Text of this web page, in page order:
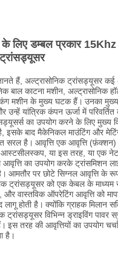
लिए डम्बल प्रकार
हैं, अल्ट्रासोनिक ट्रांसड्यूसर कई
बाल काटना मशीन, अल्ट्रासोनिक
मशीन के मुख्य घटक हैं। उनका मुख्य
उन्हें यांत्रिक कंपन ऊर्जा में परिवर्तित
का उपयोग करने के लिए
इसके बाद मैकेनिकल माउंटिंग और
सरल है। आवृत्ति एक आवृत्ति
आस्टसीलस्कप, या इस तरह, या एक
का उपयोग करके ट्रांसमिशन लाइन
आमतौर पर छोटे सिग्नल आवृत्ति के
ट्रांसड्यूसर को एक केबल के माध्यम
और वास्तविक ऑपरेटिंग आवृत्ति को
होती है। क्योंकि ग्राहक मिलान
ट्रांसड्यूसर विभिन्न ड्राइविंग पावर
इस तरह की आवृत्तियों का उपयोग
है।